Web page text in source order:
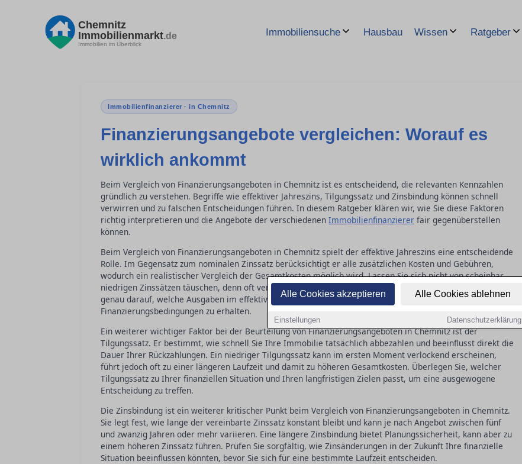
Alle Cookies akzeptieren Alle Cookies ablehnen
Einstellungen Datenschutzerklärung
Chemnitz
Immobilienmarkt.de
Immobilien im Überblick
Immobiliensuche Hausbau Wissen Ratgeber
Immobilienfinanzierer · in Chemnitz
Finanzierungsangebote vergleichen: Worauf es
wirklich ankommt
Beim Vergleich von Finanzierungsangeboten in Chemnitz ist es entscheidend, die relevanten Kennzahlen
gründlich zu verstehen. Begriffe wie effektiver Jahreszins, Tilgungssatz und Zinsbindung können schnell
verwirren und zu falschen Entscheidungen führen. In diesem Ratgeber klären wir, wie Sie diese Faktoren
richtig interpretieren und die Angebote der verschiedenen Immobilienfinanzierer fair gegenüberstellen
können.
Beim Vergleich von Finanzierungsangeboten in Chemnitz spielt der effektive Jahreszins eine entscheidende
Rolle. Im Gegensatz zum nominalen Zinssatz berücksichtigt er alle zusätzlichen Kosten und Gebühren,
wodurch ein realistischer Vergleich der Gesamtkosten möglich wird. Lassen Sie sich nicht von scheinbar
niedrigen Zinssätzen täuschen, denn oft verstecken sich dahinter versteckte Gebühren. Achten Sie daher
genau darauf, welche Ausgaben im effektiven Jahreszins abgebildet sind, um ein umfassendes Bild der
Finanzierungsbedingungen zu erhalten.
Ein weiterer wichtiger Faktor bei der Beurteilung von Finanzierungsangeboten in Chemnitz ist der
Tilgungssatz. Er bestimmt, wie schnell Sie Ihre Immobilie tatsächlich abbezahlen und beeinflusst direkt die
Dauer Ihrer Rückzahlungen. Ein niedriger Tilgungssatz kann im ersten Moment verlockend erscheinen,
führt jedoch oft zu einer längeren Laufzeit und damit zu höheren Gesamtkosten. Überlegen Sie, welcher
Tilgungssatz zu Ihrer finanziellen Situation und Ihren langfristigen Zielen passt, um eine ausgewogene
Entscheidung zu treffen.
Die Zinsbindung ist ein weiterer kritischer Punkt beim Vergleich von Finanzierungsangeboten in Chemnitz.
Sie legt fest, wie lange der vereinbarte Zinssatz konstant bleibt und kann je nach Angebot zwischen fünf
und zwanzig Jahren oder mehr variieren. Eine längere Zinsbindung bietet Planungssicherheit, kann aber zu
einem höheren Zinssatz führen. Prüfen Sie sorgfältig, wie Zinsänderungen in der Zukunft Ihre finanzielle
Situation beeinflussen könnten, bevor Sie sich für eine bestimmte Laufzeit entscheiden.